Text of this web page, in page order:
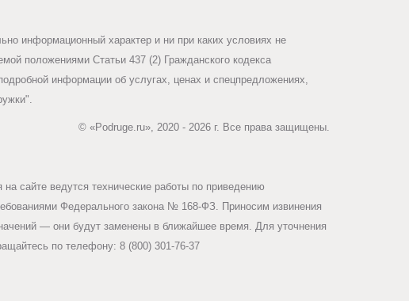
информационный характер и ни при каких условиях не
положениями Статьи 437 (2) Гражданского кодекса
информации об услугах, ценах и спецпредложениях,
© «Podruge.ru», 2020 - 2026 г. Все права защищены.
сайте ведутся технические работы по приведению
Федерального закона № 168-ФЗ. Приносим извинения
— они будут заменены в ближайшее время. Для уточнения
по телефону: 8 (800) 301-76-37